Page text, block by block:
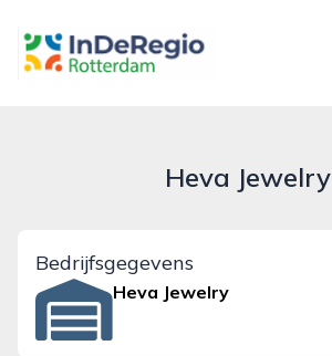
inderegiorotterdam.nl
Heva Jewelry
Bedrijfsgegevens
Heva Jewelry